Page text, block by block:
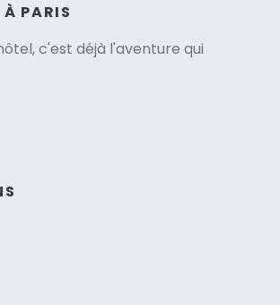
PARIS
c'est déjà l'aventure qui